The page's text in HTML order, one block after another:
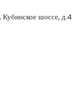
шоссе, д.4